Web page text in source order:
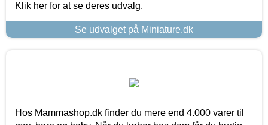
Klik her for at se deres udvalg.
Se udvalget på Miniature.dk
Hos Mammashop.dk finder du mere end 4.000 varer til